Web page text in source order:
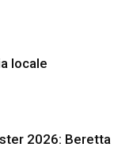
locale
2026: Beretta